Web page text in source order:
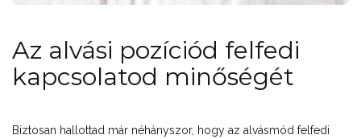
Az alvási pozíciód felfedi
kapcsolatod minőségét
Biztosan hallottad már néhányszor, hogy az alvásmód felfedi